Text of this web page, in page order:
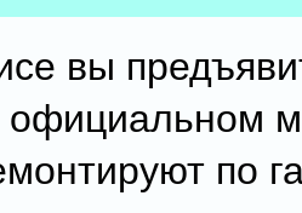
вы
официальном
по